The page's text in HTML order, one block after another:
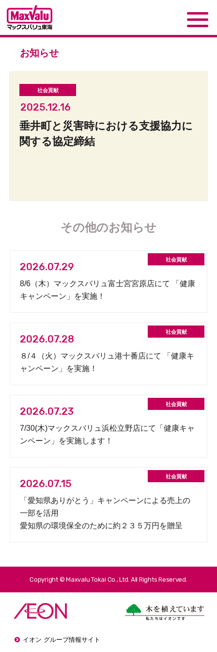
お知らせ
2025.12.16
垂井町と災害時における支援協力に
関する協定締結
その他のお知らせ
2026.07.29
8/6（木）マックスバリュ富士宮宮原店にて 「健康
キャンペーン」を実施！
2026.07.28
８/４（火）マックスバリュ港十番店にて 「健康キ
ャンペーン」を実施！
2026.07.23
7/30(木)マックスバリュ浜松立野店にて「健康キャ
ンペーン」を実施します！
2026.07.15
「愛知県ありがとう」キャンペーンによる売上の
一部を活用
愛知県の環境保全のために約２３５万円を贈呈
Copyright © Maxvalu Tokai Co., Ltd. All Rights Reserved.
イオン グループ情報サイト